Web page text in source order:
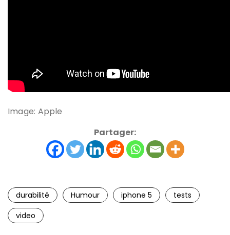
Image: Apple
Partager:
durabilité Humour iphone 5
tests
video